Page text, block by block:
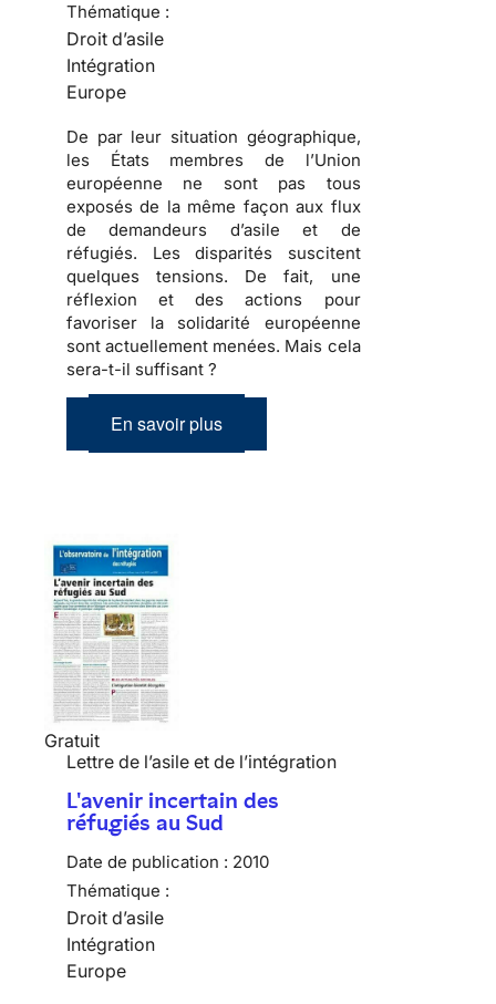
Thématique :
Droit d’asile
Intégration
Europe
De par leur situation géographique,
les États membres de l’Union
européenne ne sont pas tous
exposés de la même façon aux flux
de demandeurs d’asile et de
réfugiés. Les disparités suscitent
quelques tensions. De fait, une
réflexion et des actions pour
favoriser la solidarité européenne
sont actuellement menées. Mais cela
sera-t-il suffisant ?
En savoir plus
Gratuit
Lettre de l’asile et de l’intégration
L'avenir incertain des
réfugiés au Sud
Date de publication : 2010
Thématique :
Droit d’asile
Intégration
Europe